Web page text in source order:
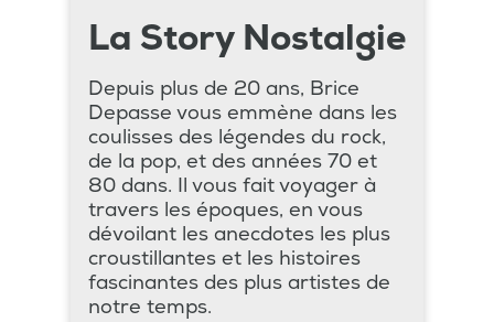
La Story Nostalgie
Depuis plus de 20 ans, Brice
Depasse vous emmène dans les
coulisses des légendes du rock,
de la pop, et des années 70 et
80 dans. Il vous fait voyager à
travers les époques, en vous
dévoilant les anecdotes les plus
croustillantes et les histoires
fascinantes des plus artistes de
notre temps.